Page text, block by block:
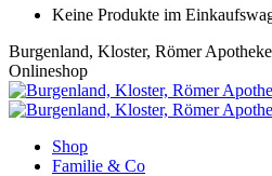
Keine Produkte im
Burgenland, Kloster, Römer Apotheke
Onlineshop
Shop
Familie & Co